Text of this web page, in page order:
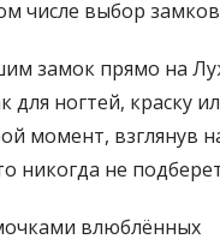
числе выбор
замок прямо на
для ногтей, краску
момент, взглянув
никогда не